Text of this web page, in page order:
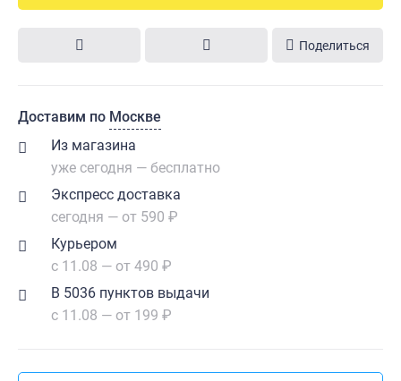
Поделиться
Доставим по Москве
Из магазина
уже сегодня — бесплатно
Экспресс доставка
сегодня — от 590 ₽
Курьером
с 11.08 — от 490 ₽
В 5036 пунктов выдачи
с 11.08 — от 199 ₽